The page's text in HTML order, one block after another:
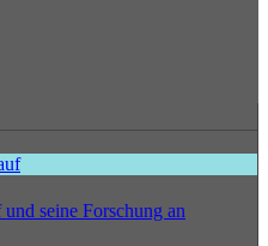
seine Forschung an